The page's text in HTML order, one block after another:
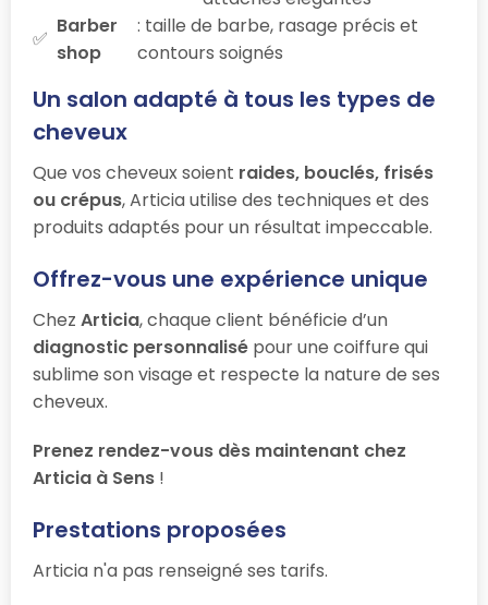
Barber
shop
: taille de barbe, rasage précis et
contours soignés
Un salon adapté à tous les types de
cheveux
Que vos cheveux soient raides, bouclés, frisés
ou crépus, Articia utilise des techniques et des
produits adaptés pour un résultat impeccable.
Offrez-vous une expérience unique
Chez Articia, chaque client bénéficie d’un
diagnostic personnalisé pour une coiffure qui
sublime son visage et respecte la nature de ses
cheveux.
Prenez rendez-vous dès maintenant chez
Articia à Sens !
Prestations proposées
Articia n'a pas renseigné ses tarifs.